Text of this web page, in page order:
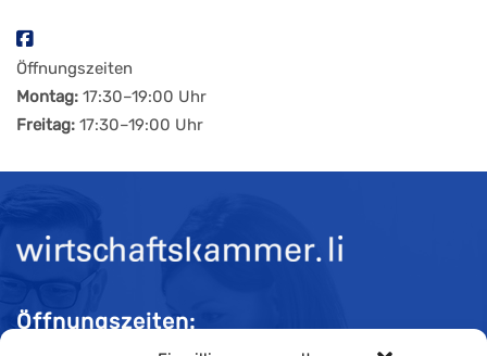
Öffnungszeiten
Montag: 17:30–19:00 Uhr
Freitag: 17:30–19:00 Uhr
Öffnungszeiten: